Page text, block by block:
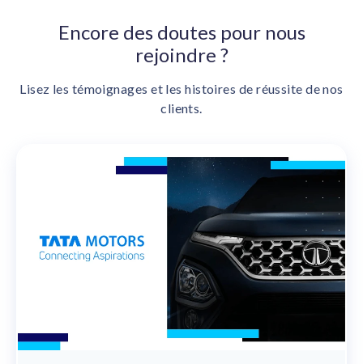
Encore des doutes pour nous
rejoindre ?
Lisez les témoignages et les histoires de réussite de nos
clients.